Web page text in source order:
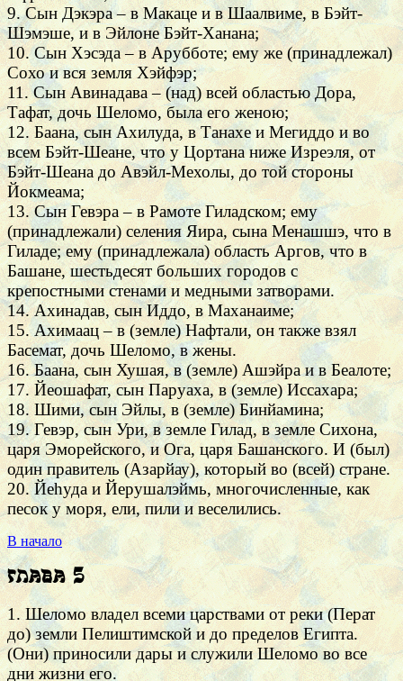
9. Сын Дэкэра – в Макаце и в Шаалвиме, в Бэйт-
Шэмэше, и в Эйлоне Бэйт-Ханана;
10. Сын Хэсэда – в Арубботе; ему же (принадлежал)
Сохо и вся земля Хэйфэр;
11. Сын Авинадава – (над) всей областью Дора,
Тафат, дочь Шеломо, была его женою;
12. Баана, сын Ахилуда, в Танахе и Мегиддо и во
всем Бэйт-Шеане, что у Цортана ниже Изреэля, от
Бэйт-Шеана до Авэйл-Мехолы, до той стороны
Йокмеама;
13. Сын Гевэра – в Рамоте Гиладском; ему
(принадлежали) селения Яира, сына Менашшэ, что в
Гиладе; ему (принадлежала) область Аргов, что в
Башане, шестьдесят больших городов с
крепостными стенами и медными затворами.
14. Ахинадав, сын Иддо, в Маханаиме;
15. Ахимаац – в (земле) Нафтали, он также взял
Басемат, дочь Шеломо, в жены.
16. Баана, сын Хушая, в (земле) Ашэйра и в Беалоте;
17. Йеошафат, сын Паруаха, в (земле) Иссахара;
18. Шими, сын Эйлы, в (земле) Бинйамина;
19. Гевэр, сын Ури, в земле Гилад, в земле Сихона,
царя Эморейского, и Ога, царя Башанского. И (был)
один правитель (Азарйау), который во (всей) стране.
20. Йеhуда и Йерушалэймь, многочисленные, как
песок у моря, ели, пили и веселились.
В начало
Глава 5
1. Шеломо владел всеми царствами от реки (Перат
до) земли Пелиштимской и до пределов Египта.
(Они) приносили дары и служили Шеломо во все
дни жизни его.